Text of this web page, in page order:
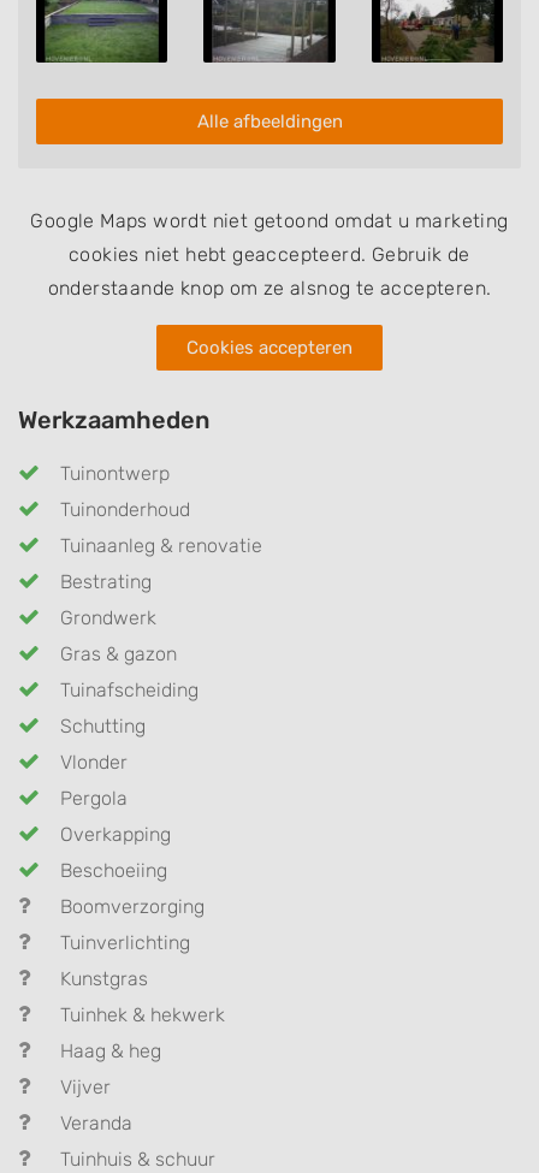
Alle afbeeldingen
Google Maps wordt niet getoond omdat u marketing
cookies niet hebt geaccepteerd. Gebruik de
onderstaande knop om ze alsnog te accepteren.
Cookies accepteren
Werkzaamheden
Tuinontwerp
Tuinonderhoud
Tuinaanleg & renovatie
Bestrating
Grondwerk
Gras & gazon
Tuinafscheiding
Schutting
Vlonder
Pergola
Overkapping
Beschoeiing
Boomverzorging
Tuinverlichting
Kunstgras
Tuinhek & hekwerk
Haag & heg
Vijver
Veranda
Tuinhuis & schuur